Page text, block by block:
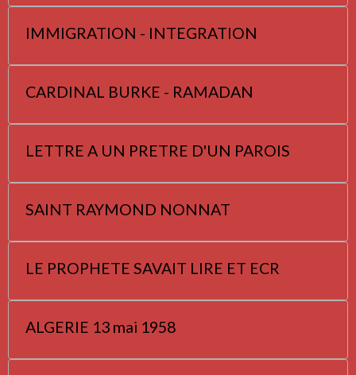
IMMIGRATION - INTEGRATION
CARDINAL BURKE - RAMADAN
LETTRE A UN PRETRE D'UN PAROIS
SAINT RAYMOND NONNAT
LE PROPHETE SAVAIT LIRE ET ECR
ALGERIE 13 mai 1958